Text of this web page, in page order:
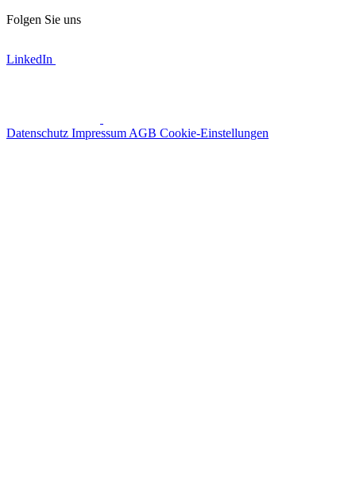
Folgen Sie uns
LinkedIn
Datenschutz Impressum AGB Cookie-Einstellungen